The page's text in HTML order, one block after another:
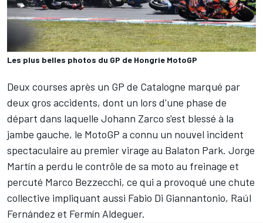
Les plus belles photos du GP de Hongrie MotoGP
Deux courses après un GP de Catalogne marqué par
deux gros accidents, dont un lors d'une phase de
départ dans laquelle Johann Zarco s'est blessé à la
jambe gauche, le MotoGP a connu un nouvel incident
spectaculaire au premier virage au Balaton Park. Jorge
Martín a perdu le contrôle de sa moto au freinage et
percuté Marco Bezzecchi, ce qui a provoqué une chute
collective impliquant aussi Fabio Di Giannantonio, Raúl
Fernández et Fermín Aldeguer.